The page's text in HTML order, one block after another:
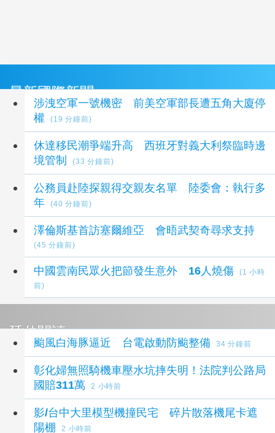
最新國際新聞
涉洩空軍一號機密 前美空軍部長遭五角大廈停
權
(19 分鐘前)
休達移民潮爭端升高 西班牙對義大利祭臨時邊
境管制
(33 分鐘前)
公務員赴陸探親得交親友名單 陸委會：執行多
年
(40 分鐘前)
澤倫斯基首訪塞爾維亞 會晤武契奇尋求支持
(45 分鐘前)
中國雲南民眾火把節發生意外 16人燒傷
(1 小時
前)
延伸閱讀
颱風白海豚逼近 台電啟動防颱整備 34 分鐘前
彰化婦無照騎機車壓水坑摔失明！法院判公路局
國賠311萬
2 小時前
影/台中大里模型機撞民宅 碎片散落機尾卡遮
陽棚
2 小時前